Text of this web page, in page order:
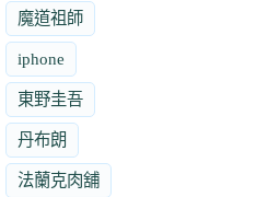
魔道祖師
iphone
東野圭吾
丹布朗
法蘭克肉舖